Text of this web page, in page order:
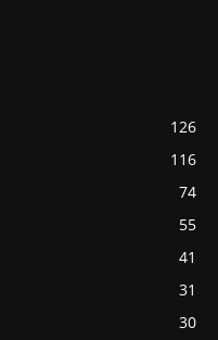
126
116
74
55
41
31
30